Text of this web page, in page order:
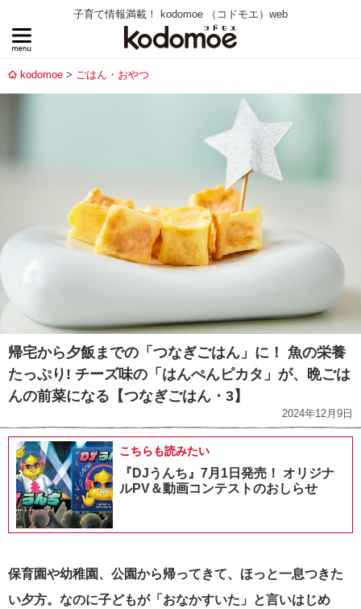
子育て情報満載！ kodomoe （コドモエ）web
kodomoe ごはん・おやつ
帰宅から夕飯までの「つなぎごはん」に！ 魚の栄養
たっぷり! チーズ味の「はんぺんピカタ」が、晩ごは
んの前菜になる【つなぎごはん・3】
2024年12月9日
こちらも読みたい
『DJうんち』7月1日発売！ オリジナ
ルPV＆動画コンテストのおしらせ
保育園や幼稚園、公園から帰ってきて、ほっと一息つきた
い夕方。なのに子どもが「おなかすいた」と言いはじめ